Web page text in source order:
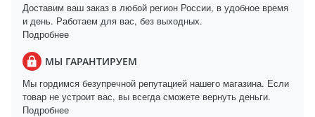
Доставим ваш заказ в любой регион России, в удобное время
и день. Работаем для вас, без выходных.
Подробнее
МЫ ГАРАНТИРУЕМ
Мы гордимся безупречной репутацией нашего магазина. Если
товар не устроит вас, вы всегда сможете вернуть деньги.
Подробнее